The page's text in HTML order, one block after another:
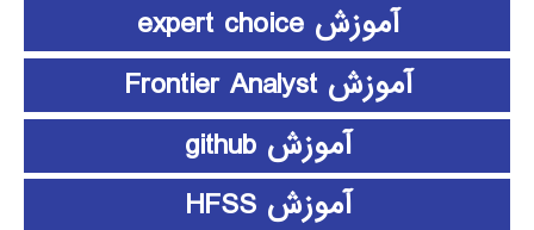
آموزش expert choice
آموزش Frontier Analyst
آموزش github
آموزش HFSS